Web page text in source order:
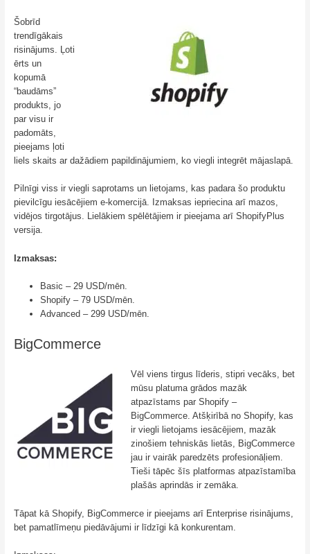
Šobrīd
trendīgākais
risinājums. Ļoti
ērts un
kopumā
“baudāms”
produkts, jo
par visu ir
padomāts,
pieejams ļoti
liels skaits ar dažādiem papildinājumiem, ko viegli integrēt mājaslapā.
Pilnīgi viss ir viegli saprotams un lietojams, kas padara šo produktu
pievilcīgu iesācējiem e-komercijā. Izmaksas iepriecina arī mazos,
vidējos tirgotājus. Lielākiem spēlētājiem ir pieejama arī ShopifyPlus
versija.
Izmaksas:
Basic – 29 USD/mēn.
Shopify – 79 USD/mēn.
Advanced – 299 USD/mēn.
BigCommerce
Vēl viens tirgus līderis, stipri vecāks, bet
mūsu platuma grādos mazāk
atpazīstams par Shopify –
BigCommerce. Atšķirībā no Shopify, kas
ir viegli lietojams iesācējiem, mazāk
zinošiem tehniskās lietās, BigCommerce
jau ir vairāk paredzēts profesionāļiem.
Tieši tāpēc šīs platformas atpazīstamība
plašās aprindās ir zemāka.
Tāpat kā Shopify, BigCommerce ir pieejams arī Enterprise risinājums,
bet pamatlīmeņu piedāvājumi ir līdzīgi kā konkurentam.